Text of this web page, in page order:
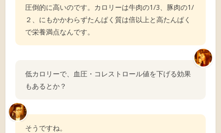
圧倒的に高いのです。カロリーは牛肉の1/3、豚肉の1/
２、にもかかわらずたんぱく質は倍以上と高たんぱく
で栄養満点なんです。
低カロリーで、血圧・コレストロール値を下げる効果
もあるとか？
そうですね。